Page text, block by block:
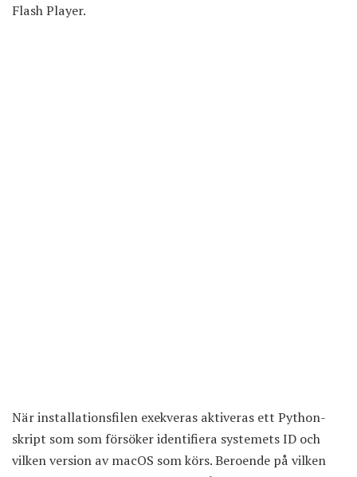
Flash Player.
När installationsfilen exekveras aktiveras ett Python-
skript som som försöker identifiera systemets ID och
vilken version av macOS som körs. Beroende på vilken